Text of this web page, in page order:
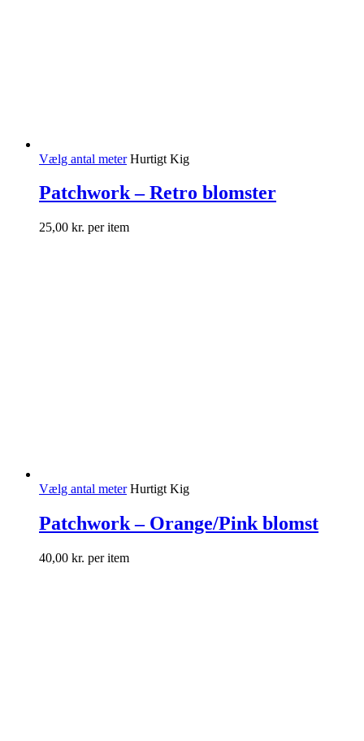
Vælg antal meter Hurtigt Kig
Patchwork – Retro blomster
25,00 kr. per item
Vælg antal meter Hurtigt Kig
Patchwork – Orange/Pink blomst
40,00 kr. per item